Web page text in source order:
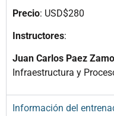
Precio: USD$280
Instructores:
Juan Carlos Paez
Infraestructura y
Información del